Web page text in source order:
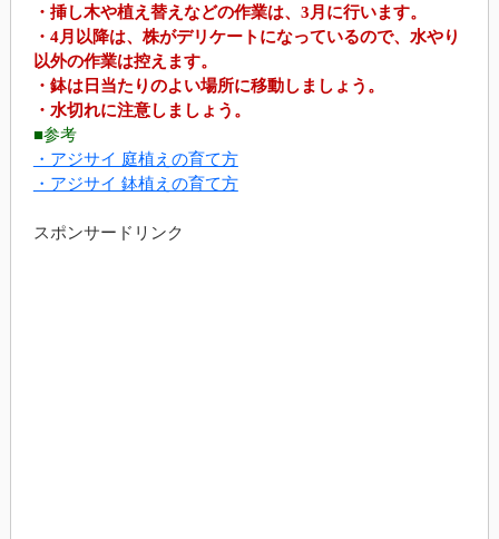
・挿し木や植え替えなどの作業は、3月に行います。
・4月以降は、株がデリケートになっているので、水やり
以外の作業は控えます。
・鉢は日当たりのよい場所に移動しましょう。
・水切れに注意しましょう。
■参考
・アジサイ 庭植えの育て方
・アジサイ 鉢植えの育て方
スポンサードリンク